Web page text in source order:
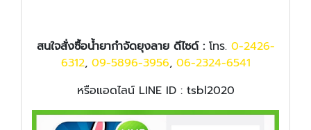
สนใจสั่งซื้อน้ำยากำจัดยุงลาย ดีไซด์ : โทร. 0-2426-
6312, 09-5896-3956, 06-2324-6541
หรือแอดไลน์ LINE ID : tsbl2020